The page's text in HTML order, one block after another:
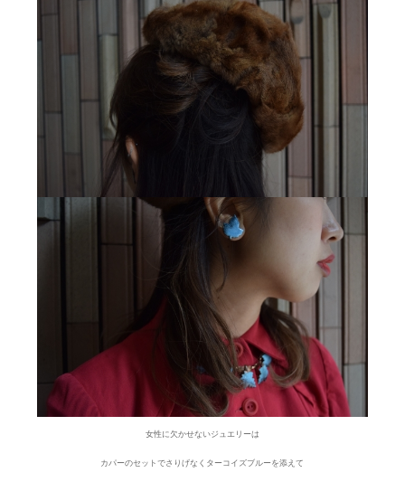
女性に欠かせないジュエリーは
カパーのセットでさりげなくターコイズブルーを添えて